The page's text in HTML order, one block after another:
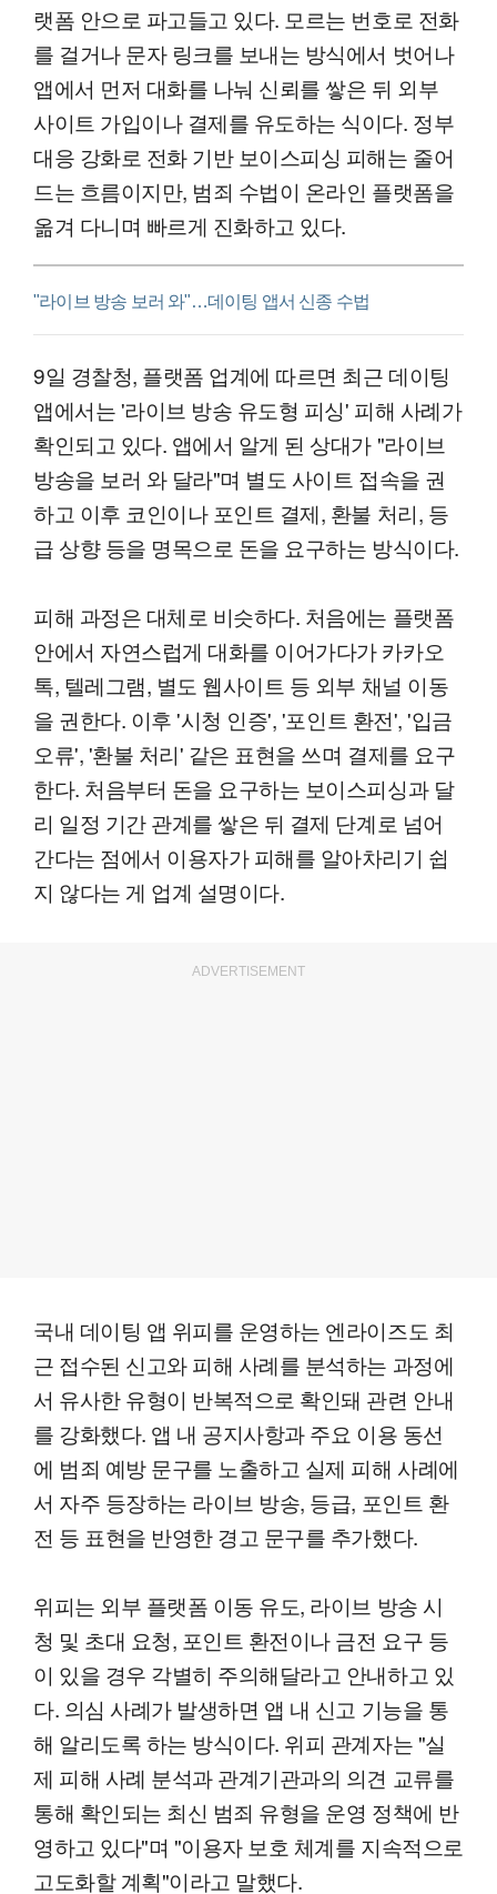
랫폼 안으로 파고들고 있다. 모르는 번호로 전화
를 걸거나 문자 링크를 보내는 방식에서 벗어나
앱에서 먼저 대화를 나눠 신뢰를 쌓은 뒤 외부
사이트 가입이나 결제를 유도하는 식이다. 정부
대응 강화로 전화 기반 보이스피싱 피해는 줄어
드는 흐름이지만, 범죄 수법이 온라인 플랫폼을
옮겨 다니며 빠르게 진화하고 있다.
"라이브 방송 보러 와"…데이팅 앱서 신종 수법
9일 경찰청, 플랫폼 업계에 따르면 최근 데이팅
앱에서는 '라이브 방송 유도형 피싱' 피해 사례가
확인되고 있다. 앱에서 알게 된 상대가 "라이브
방송을 보러 와 달라"며 별도 사이트 접속을 권
하고 이후 코인이나 포인트 결제, 환불 처리, 등
급 상향 등을 명목으로 돈을 요구하는 방식이다.
피해 과정은 대체로 비슷하다. 처음에는 플랫폼
안에서 자연스럽게 대화를 이어가다가 카카오
톡, 텔레그램, 별도 웹사이트 등 외부 채널 이동
을 권한다. 이후 '시청 인증', '포인트 환전', '입금
오류', '환불 처리' 같은 표현을 쓰며 결제를 요구
한다. 처음부터 돈을 요구하는 보이스피싱과 달
리 일정 기간 관계를 쌓은 뒤 결제 단계로 넘어
간다는 점에서 이용자가 피해를 알아차리기 쉽
지 않다는 게 업계 설명이다.
ADVERTISEMENT
국내 데이팅 앱 위피를 운영하는 엔라이즈도 최
근 접수된 신고와 피해 사례를 분석하는 과정에
서 유사한 유형이 반복적으로 확인돼 관련 안내
를 강화했다. 앱 내 공지사항과 주요 이용 동선
에 범죄 예방 문구를 노출하고 실제 피해 사례에
서 자주 등장하는 라이브 방송, 등급, 포인트 환
전 등 표현을 반영한 경고 문구를 추가했다.
위피는 외부 플랫폼 이동 유도, 라이브 방송 시
청 및 초대 요청, 포인트 환전이나 금전 요구 등
이 있을 경우 각별히 주의해달라고 안내하고 있
다. 의심 사례가 발생하면 앱 내 신고 기능을 통
해 알리도록 하는 방식이다. 위피 관계자는 "실
제 피해 사례 분석과 관계기관과의 의견 교류를
통해 확인되는 최신 범죄 유형을 운영 정책에 반
영하고 있다"며 "이용자 보호 체계를 지속적으로
고도화할 계획"이라고 말했다.